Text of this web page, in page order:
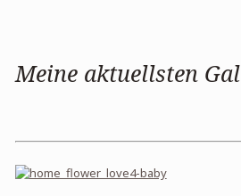
Meine aktuellsten